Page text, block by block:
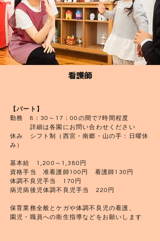
看護師
【パート】
勤務 8：30～17：00の間で7時間程度
詳細は各園にお問い合わせください
休み シフト制（西宮・南郷・山の手：日曜休
み）
基本給 1,20 0～1,380円
​資格手当 准看護師100円 看護師130円
​​体調不良児手当 170円
病児病後児体調不良児手当 220円
保育業務全般とケガや体調不良児の看護、
園児・職員への衛生指導などをお願いします